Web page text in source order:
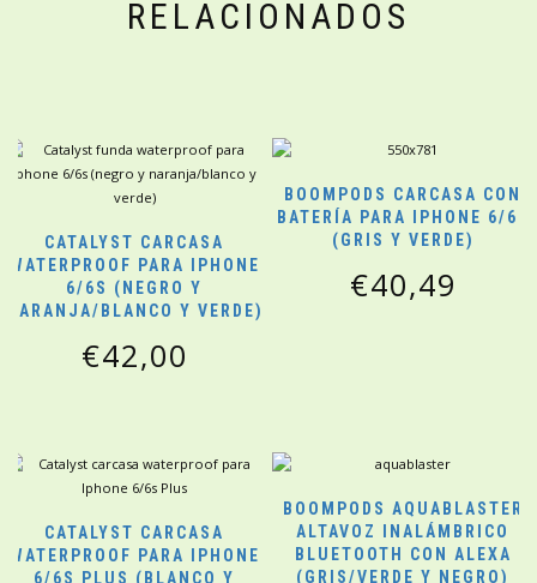
RELACIONADOS
CATALYST CARCASA
WATERPROOF PARA IPHONE
6/6S (NEGRO Y
NARANJA/BLANCO Y VERDE)
€42,00
BOOMPODS CARCASA CON
BATERÍA PARA IPHONE 6/6S
(GRIS Y VERDE)
€40,49
CATALYST CARCASA
WATERPROOF PARA IPHONE
6/6S PLUS (BLANCO Y
BOOMPODS AQUABLASTER
ALTAVOZ INALÁMBRICO
BLUETOOTH CON ALEXA
(GRIS/VERDE Y NEGRO)